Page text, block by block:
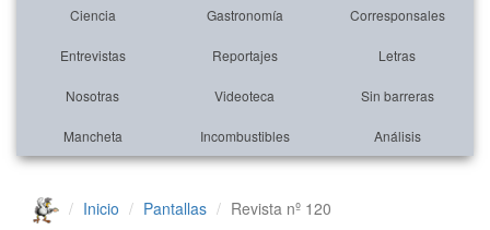
Ciencia Gastronomía Corresponsales
Entrevistas Reportajes Letras
Nosotras Videoteca Sin barreras
Mancheta Incombustibles Análisis
Inicio Pantallas Revista nº 120